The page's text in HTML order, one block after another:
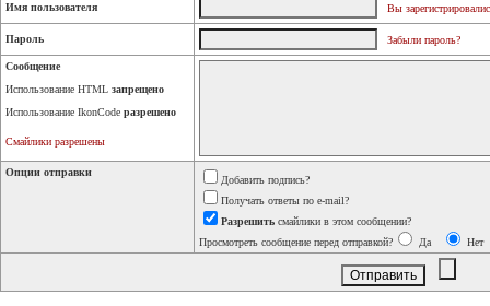
Имя пользователя Вы
Пароль Забыли пароль?
Сообщение
Использование HTML запрещено
Использование IkonCode разрешено
Смайлики разрешены
Опции отправки
Добавить подпись?
Получать ответы по e-mail?
Разрешить смайлики в этом сообщении?
Просмотреть сообщение перед отправкой?
Да Нет